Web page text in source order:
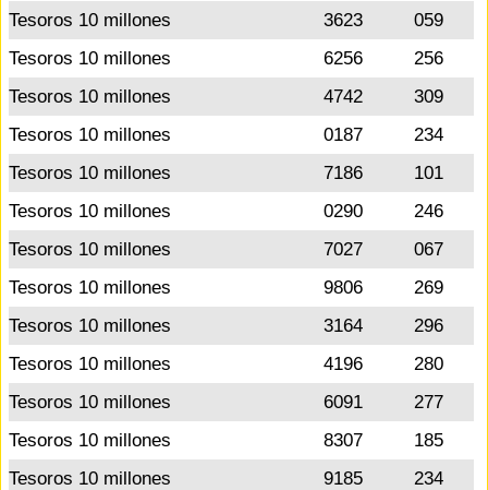
Tesoros 10 millones
3623
059
Tesoros 10 millones
6256
256
Tesoros 10 millones
4742
309
Tesoros 10 millones
0187
234
Tesoros 10 millones
7186
101
Tesoros 10 millones
0290
246
Tesoros 10 millones
7027
067
Tesoros 10 millones
9806
269
Tesoros 10 millones
3164
296
Tesoros 10 millones
4196
280
Tesoros 10 millones
6091
277
Tesoros 10 millones
8307
185
Tesoros 10 millones
9185
234